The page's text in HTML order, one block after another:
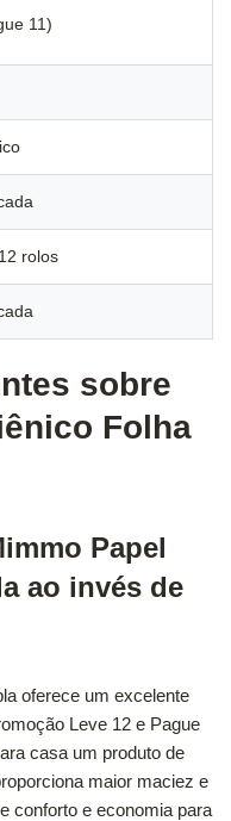
11)
rolos
sobre
Folha
Papel
ao invés de
oferece um excelente
Leve 12 e Pague
casa um produto de
maior maciez e
conforto e economia para